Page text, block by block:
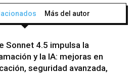
Más del autor
Sonnet 4.5 impulsa la
y la IA: mejoras en
seguridad avanzada,